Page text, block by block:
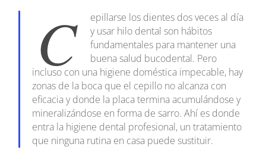
C
epillarse los dientes dos veces al día
y usar hilo dental son hábitos
fundamentales para mantener una
buena salud bucodental. Pero
incluso con una higiene doméstica impecable, hay
zonas de la boca que el cepillo no alcanza con
eficacia y donde la placa termina acumulándose y
mineralizándose en forma de sarro. Ahí es donde
entra la higiene dental profesional, un tratamiento
que ninguna rutina en casa puede sustituir.